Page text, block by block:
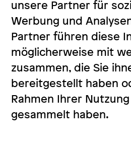
unsere Partner für
Werbung und
Partner führen diese
möglicherweise mit
zusammen, die Sie
bereitgestellt haben
Rahmen Ihrer
gesammelt haben.